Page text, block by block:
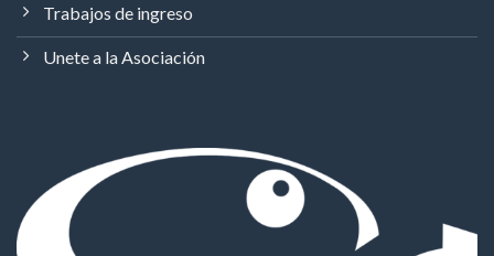
Trabajos de ingreso
Unete a la Asociación